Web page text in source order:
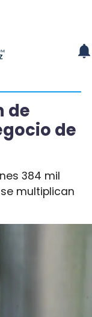
de
de
384 mil
multiplican